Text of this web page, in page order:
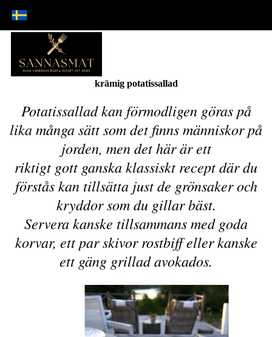
krämig potatissallad
Potatissallad kan förmodligen göras på
lika många sätt som det finns människor på
jorden, men det här är ett
riktigt gott ganska klassiskt recept där du
förstås kan tillsätta just de grönsaker och
kryddor som du gillar bäst.
Servera kanske tillsammans med goda
korvar, ett par skivor rostbiff eller kanske
ett gäng grillad avokados.